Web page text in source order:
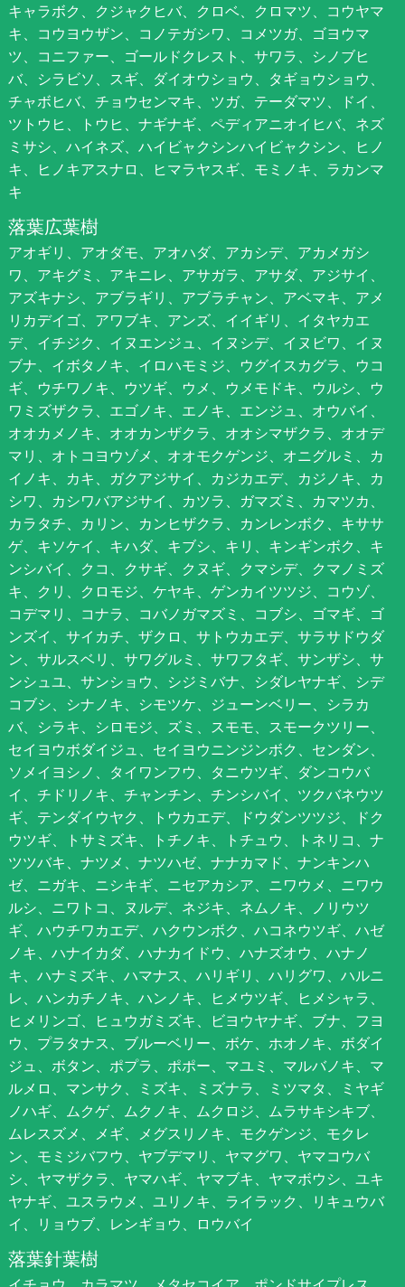
キャラボク、クジャクヒバ、クロベ、クロマツ、コウヤマ
キ、コウヨウザン、コノテガシワ、コメツガ、ゴヨウマ
ツ、コニファー、ゴールドクレスト、サワラ、シノブヒ
バ、シラビソ、スギ、ダイオウショウ、タギョウショウ、
チャボヒバ、チョウセンマキ、ツガ、テーダマツ、ドイ、
ツトウヒ、トウヒ、ナギナギ、ペディアニオイヒバ、ネズ
ミサシ、ハイネズ、ハイビャクシンハイビャクシン、ヒノ
キ、ヒノキアスナロ、ヒマラヤスギ、モミノキ、ラカンマ
キ
落葉広葉樹
アオギリ、アオダモ、アオハダ、アカシデ、アカメガシ
ワ、アキグミ、アキニレ、アサガラ、アサダ、アジサイ、
アズキナシ、アブラギリ、アブラチャン、アベマキ、アメ
リカデイゴ、アワブキ、アンズ、イイギリ、イタヤカエ
デ、イチジク、イヌエンジュ、イヌシデ、イヌビワ、イヌ
ブナ、イボタノキ、イロハモミジ、ウグイスカグラ、ウコ
ギ、ウチワノキ、ウツギ、ウメ、ウメモドキ、ウルシ、ウ
ワミズザクラ、エゴノキ、エノキ、エンジュ、オウバイ、
オオカメノキ、オオカンザクラ、オオシマザクラ、オオデ
マリ、オトコヨウゾメ、オオモクゲンジ、オニグルミ、カ
イノキ、カキ、ガクアジサイ、カジカエデ、カジノキ、カ
シワ、カシワバアジサイ、カツラ、ガマズミ、カマツカ、
カラタチ、カリン、カンヒザクラ、カンレンボク、キササ
ゲ、キソケイ、キハダ、キブシ、キリ、キンギンボク、キ
ンシバイ、クコ、クサギ、クヌギ、クマシデ、クマノミズ
キ、クリ、クロモジ、ケヤキ、ゲンカイツツジ、コウゾ、
コデマリ、コナラ、コバノガマズミ、コブシ、ゴマギ、ゴ
ンズイ、サイカチ、ザクロ、サトウカエデ、サラサドウダ
ン、サルスベリ、サワグルミ、サワフタギ、サンザシ、サ
ンシュユ、サンショウ、シジミバナ、シダレヤナギ、シデ
コブシ、シナノキ、シモツケ、ジューンベリー、シラカ
バ、シラキ、シロモジ、ズミ、スモモ、スモークツリー、
セイヨウボダイジュ、セイヨウニンジンボク、センダン、
ソメイヨシノ、タイワンフウ、タニウツギ、ダンコウバ
イ、チドリノキ、チャンチン、チンシバイ、ツクバネウツ
ギ、テンダイウヤク、トウカエデ、ドウダンツツジ、ドク
ウツギ、トサミズキ、トチノキ、トチュウ、トネリコ、ナ
ツツバキ、ナツメ、ナツハゼ、ナナカマド、ナンキンハ
ゼ、ニガキ、ニシキギ、ニセアカシア、ニワウメ、ニワウ
ルシ、ニワトコ、ヌルデ、ネジキ、ネムノキ、ノリウツ
ギ、ハウチワカエデ、ハクウンボク、ハコネウツギ、ハゼ
ノキ、ハナイカダ、ハナカイドウ、ハナズオウ、ハナノ
キ、ハナミズキ、ハマナス、ハリギリ、ハリグワ、ハルニ
レ、ハンカチノキ、ハンノキ、ヒメウツギ、ヒメシャラ、
ヒメリンゴ、ヒュウガミズキ、ビヨウヤナギ、ブナ、フヨ
ウ、プラタナス、ブルーベリー、ボケ、ホオノキ、ボダイ
ジュ、ボタン、ポプラ、ポポー、マユミ、マルバノキ、マ
ルメロ、マンサク、ミズキ、ミズナラ、ミツマタ、ミヤギ
ノハギ、ムクゲ、ムクノキ、ムクロジ、ムラサキシキブ、
ムレスズメ、メギ、メグスリノキ、モクゲンジ、モクレ
ン、モミジバフウ、ヤブデマリ、ヤマグワ、ヤマコウバ
シ、ヤマザクラ、ヤマハギ、ヤマブキ、ヤマボウシ、ユキ
ヤナギ、ユスラウメ、ユリノキ、ライラック、リキュウバ
イ、リョウブ、レンギョウ、ロウバイ
落葉針葉樹